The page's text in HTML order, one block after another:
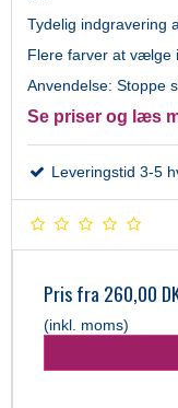
Tydelig indgravering
Flere farver at vælge
Anvendelse: Stoppe
Se priser og læs
Leveringstid 3-5
Pris fra 260,00
(inkl. moms)